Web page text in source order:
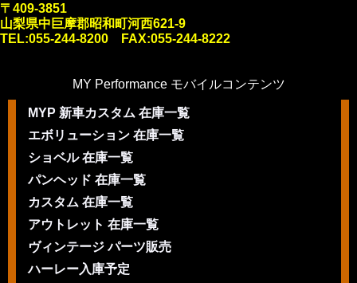
〒409-3851
山梨県中巨摩郡昭和町河西621-9
TEL:055-244-8200 FAX:055-244-8222
MY Performance モバイルコンテンツ
MYP 新車カスタム 在庫一覧
エボリューション 在庫一覧
ショベル 在庫一覧
パンヘッド 在庫一覧
カスタム 在庫一覧
アウトレット 在庫一覧
ヴィンテージ パーツ販売
ハーレー入庫予定